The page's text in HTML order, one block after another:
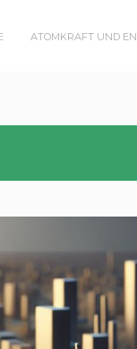
ATOMKRAFT UND